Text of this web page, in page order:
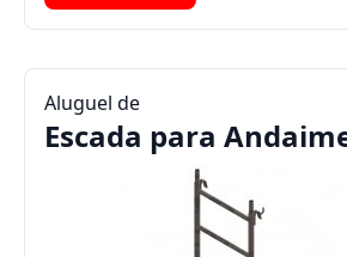
Aluguel de
Escada para